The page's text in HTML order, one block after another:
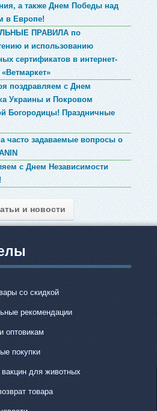
а также Днем Победы над
в Европе!
ПРАВИЛА по
и использованию
сертификатов в интернет-
поздравляем с Днем
Украины и Покровом
Богородицы! Праздничные
часто задаваемые вопросы о
с Днем Независимости
и новости
со скидкой
рекомендации
оптовикам
покупки
для животных
товара